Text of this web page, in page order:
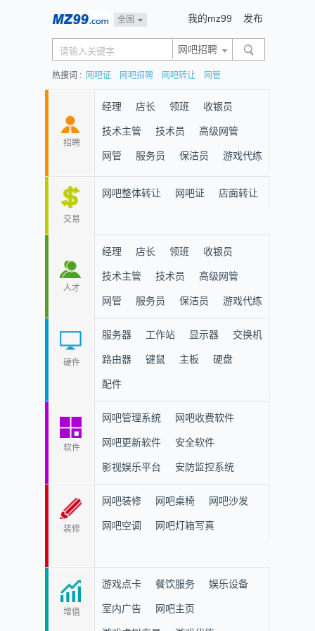
全国 我的mz99 发布
网吧招聘
热搜词 : 网吧证 网吧招聘 网吧转让 网管
招聘
经理 店长 领班 收银员
技术主管 技术员 高级网管
网管 服务员 保洁员 游戏代练
交易
网吧整体转让 网吧证 店面转让
人才
经理 店长 领班 收银员
技术主管 技术员 高级网管
网管 服务员 保洁员 游戏代练
硬件
服务器 工作站 显示器 交换机
路由器 键鼠 主板 硬盘
配件
软件
网吧管理系统 网吧收费软件
网吧更新软件 安全软件
影视娱乐平台 安防监控系统
装修
网吧装修 网吧桌椅 网吧沙发
网吧空调 网吧灯箱写真
增值
游戏点卡 餐饮服务 娱乐设备
室内广告 网吧主页